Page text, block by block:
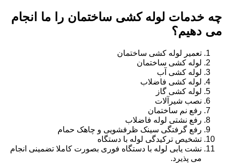
چه خدمات لوله کشی ساختمان را ما انجام
می دهیم؟
تعمیر لوله کشی ساختمان
لوله کشی ساختمان
لوله کشی آب
لوله کشی فاضلاب
لوله کشی گاز
نصب شیرآلات
رفع نم ساختمان
رفع نشتی لوله فاضلاب
رفع گرفتگی سینک ظرفشویی و چاهک حمام
تشخیص ترکیدگی لوله با دستگاه
نشت یابی لوله با دستگاه فوری بصورت کاملا تضمینی انجام
می پذیرد.